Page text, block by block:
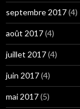
septembre 2017(4)
août 2017(4)
juillet 2017(4)
juin 2017(4)
mai 2017(5)